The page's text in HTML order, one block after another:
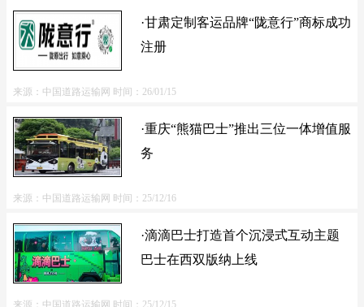
·甘肃定制客运品牌“陇意行”商标成功
注册
来源：中国道路运输网 时间：26/01/15
·重庆“熊猫巴士”推出三位一体增值服
务
来源：中国道路运输网 时间：25/12/16
·滴滴巴士打造首个沉浸式互动主题
巴士在西双版纳上线
来源：中国道路运输网 时间：25/12/15